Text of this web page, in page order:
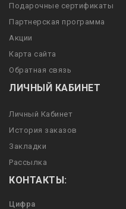
Подарочные сертификаты
Партнерская программа
Акции
Карта сайта
Обратная связь
ЛИЧНЫЙ КАБИНЕТ
Личный Кабинет
История заказов
Закладки
Рассылка
КОНТАКТЫ:
Цифра